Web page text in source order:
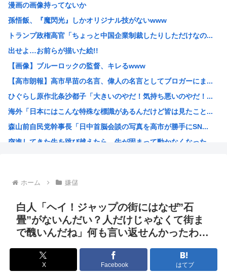
高市総理の非核三原則「堅持しながら」→「堅持しつつ」→「...
「盗人たけだけしい」中国国防省が防衛白書に反発 「日本の...
【悲報】なんでお前らチクニーしないの？
【悲報】リュウジ氏、冷やし中華を「あり得ないほどダルい」...
【悲報】みいちゃん作者「みいちゃん母は障害者なので自分が...
「コンビニ、馬鹿にすんなよ」→あのオーナー夫婦、不起訴ｗ...
“映像化不可”と言われた渡辺淳一の問題作を実娘が映画化 ...
野獣先輩、中国で市民権を得る
高市早苗政府「外国人は生活保護法の対象にならない」
漫画の画像持ってないか
孫悟飯、『魔閃光』しかオリジナル技がないwww
トランプ政権高官「ちょっと中国企業制裁したりしただけなの...
出せよ…お前らが描いた絵!!
【画像】ブルーロックの監督、キレるwww
【高市朗報】高市早苗の名言、偉人の名言としてブロガーにま...
ひぐらし原作北条沙都子「大きいのやだ！気持ち悪いのやだ！...
海外「日本にはこんな特殊な標識があるんだけど皆は見たこと...
森山前自民党幹事長「日中首脳会談の写真を高市が勝手にSN...
突進してきた牛を跳び越えたら、牛が固まって動かなくなった...
小泉進次郎、自衛隊の退役軍人への「支援庁」新設を検討
日本政府、通信監視へ 「トクリュウ対策」
みい山作者「消せ消せ消せ消せ消せ消せ消せ消せ！」
ヤニねこ、BPOで問題視されるwww
海外「日本の電車旅で最高に気分を上げてくれるものがコレ！...
福島県民「え！？俺らへの復興支援は一時停止する感じ！？」...
ホーム 嫌儲
白人「ヘイ！ジャップの街にはなぜ”石
畳”がないんだい？人だけじゃなくて街ま
で醜いんだね」何も言い返せんかったわ…
X Facebook はてブ